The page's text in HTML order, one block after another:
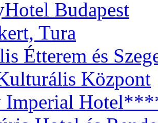
Budapest
Tura
Étterem és
Központ
Imperial